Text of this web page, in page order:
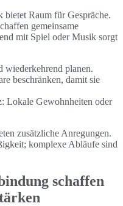
Raum für Gespräche.
gemeinsame
mit Spiel oder Musik sorgt
wiederkehrend planen.
beschränken, damit sie
Lokale Gewohnheiten oder
zusätzliche Anregungen.
komplexe Abläufe sind
schaffen